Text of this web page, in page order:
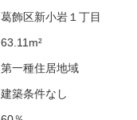
葛飾区新小岩１丁目
63.11m²
第一種住居地域
建築条件なし